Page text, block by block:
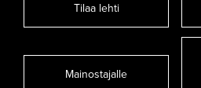
Tilaa lehti
Mainostajalle